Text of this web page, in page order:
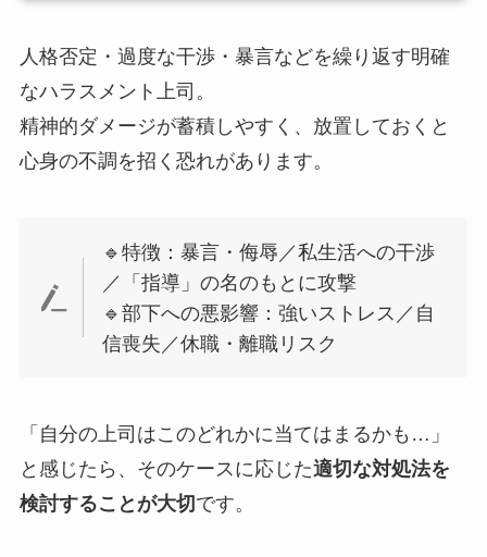
人格否定・過度な干渉・暴言などを繰り返す明確
なハラスメント上司。
精神的ダメージが蓄積しやすく、放置しておくと
心身の不調を招く恐れがあります。
🔹特徴：暴言・侮辱／私生活への干渉
／「指導」の名のもとに攻撃
🔹部下への悪影響：強いストレス／自
信喪失／休職・離職リスク
「自分の上司はこのどれかに当てはまるかも…」
と感じたら、そのケースに応じた適切な対処法を
検討することが大切 です。